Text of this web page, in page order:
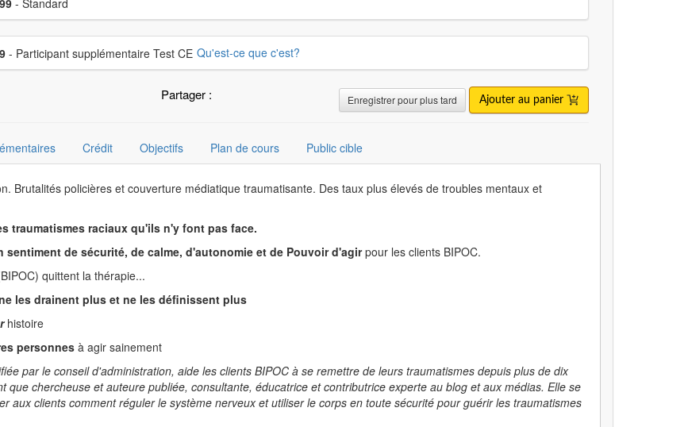
- Standard
un prix supplémentaire
- Participant supplémentaire Test CE Qu'est-ce que c'est?
Partager : Enregistrer pour plus tard Ajouter au panier
Crédit Objectifs Plan de cours Public cible
Brutalités policières et couverture médiatique traumatisante. Des taux plus élevés de troubles mentaux et
traumatismes raciaux qu'ils n'y font pas face.
sentiment de sécurité, de calme, d'autonomie et de Pouvoir d'agirpour les clients BIPOC.
quittent la thérapie...
les drainent plus et ne les définissent plus
histoire
personnes à agir sainement
par le conseil d'administration, aide les clients BIPOC à se remettre de leurs traumatismes depuis plus de dix
que chercheuse et auteure publiée, consultante, éducatrice et contributrice experte au blog et aux médias. Elle se
aux clients comment réguler le système nerveux et utiliser le corps en toute sécurité pour guérir les traumatismes